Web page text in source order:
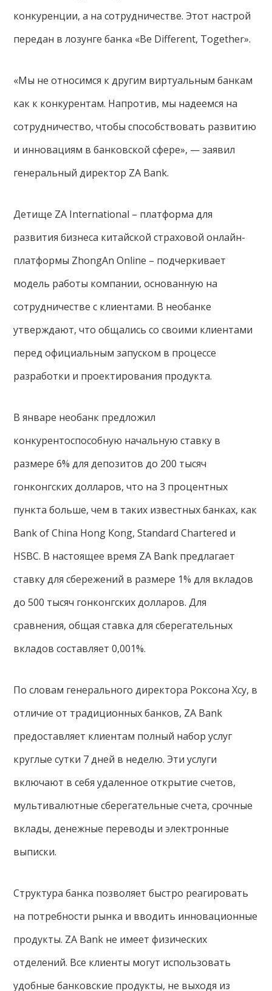
конкуренции, а на сотрудничестве. Этот настрой
передан в лозунге банка «Be Different, Together».
«Мы не относимся к другим виртуальным банкам
как к конкурентам. Напротив, мы надеемся на
сотрудничество, чтобы способствовать развитию
и инновациям в банковской сфере», — заявил
генеральный директор ZA Bank.
Детище ZA International – платформа для
развития бизнеса китайской страховой онлайн-
платформы ZhongAn Online – подчеркивает
модель работы компании, основанную на
сотрудничестве с клиентами. В необанке
утверждают, что общались со своими клиентами
перед официальным запуском в процессе
разработки и проектирования продукта.
В январе необанк предложил
конкурентоспособную начальную ставку в
размере 6% для депозитов до 200 тысяч
гонконгских долларов, что на 3 процентных
пункта больше, чем в таких известных банках, как
Bank of China Hong Kong, Standard Chartered и
HSBC. В настоящее время ZA Bank предлагает
ставку для сбережений в размере 1% для вкладов
до 500 тысяч гонконгских долларов. Для
сравнения, общая ставка для сберегательных
вкладов составляет 0,001%.
По словам генерального директора Роксона Хсу, в
отличие от традиционных банков, ZA Bank
предоставляет клиентам полный набор услуг
круглые сутки 7 дней в неделю. Эти услуги
включают в себя удаленное открытие счетов,
мультивалютные сберегательные счета, срочные
вклады, денежные переводы и электронные
выписки.
Структура банка позволяет быстро реагировать
на потребности рынка и вводить инновационные
продукты. ZA Bank не имеет физических
отделений. Все клиенты могут использовать
удобные банковские продукты, не выходя из